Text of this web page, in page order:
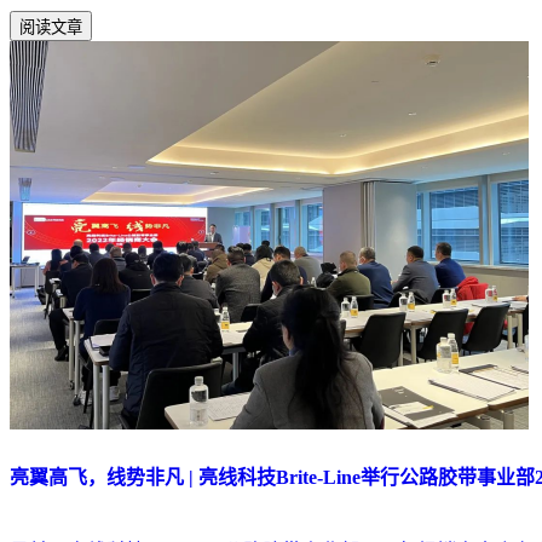
阅读文章
亮翼高飞，线势非凡 | 亮线科技Brite-Line举行公路胶带事业部